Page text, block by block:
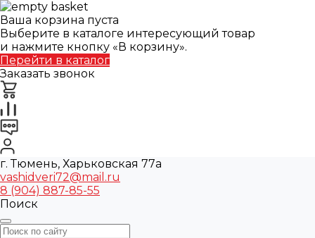
Ваша корзина пуста
Выберите в каталоге интересующий товар
и нажмите кнопку «В корзину».
Перейти в каталог
Заказать звонок
г. Тюмень, Харьковская 77а
vashidveri72@mail.ru
8 (904) 887-85-55
Поиск